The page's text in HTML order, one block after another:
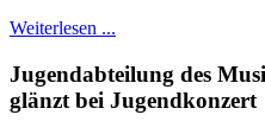
Weiterlesen ...
Jugendabteilung des
glänzt bei Jugendkonzert